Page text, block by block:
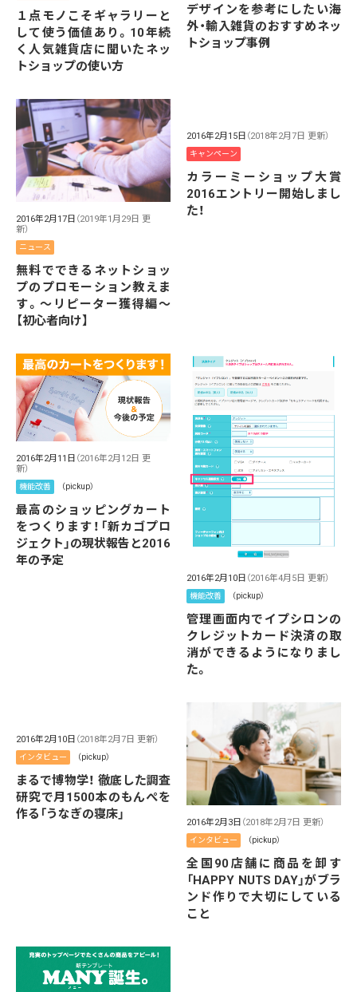
１点モノこそギャラリーと
して使う価値あり。10年続
く人気雑貨店に聞いたネッ
トショップの使い方
デザインを参考にしたい海
外・輸入雑貨のおすすめネッ
トショップ事例
2016年2月17日 （2019年1月29日 更
新）
ニュース
無料でできるネットショッ
プのプロモーション教えま
す。〜リピーター獲得編〜
【初心者向け】
2016年2月15日 （2018年2月7日 更新）
キャンペーン
カラーミーショップ大賞
2016エントリー開始しまし
た！
2016年2月11日 （2016年2月12日 更
新）
機能改善 （pickup）
最高のショッピングカート
をつくります！「新カゴプロ
ジェクト」の現状報告と2016
年の予定
2016年2月10日 （2016年4月5日 更新）
機能改善 （pickup）
管理画面内でイプシロンの
クレジットカード決済の取
消ができるようになりまし
た。
2016年2月10日 （2018年2月7日 更新）
インタビュー （pickup）
まるで博物学！ 徹底した調査
研究で月1500本のもんぺを
作る「うなぎの寝床」
2016年2月3日 （2018年2月7日 更新）
インタビュー （pickup）
全国90店舗に商品を卸す
「HAPPY NUTS DAY」がブラ
ンド作りで大切にしている
こと